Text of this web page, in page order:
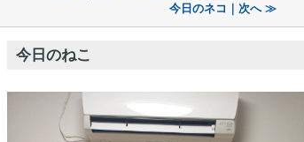
今日のネコ｜次へ ≫
今日のねこ